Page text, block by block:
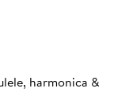
harmonica &